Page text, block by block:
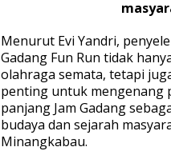
Menurut Evi Yandri,
Gadang Fun Run tidak
olahraga semata, tetapi
penting untuk mengenang
panjang Jam Gadang
budaya dan sejarah
Minangkabau.